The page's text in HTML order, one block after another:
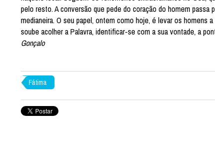
pelo resto. A conversão que pede do coração do homem
medianeira. O seu papel, ontem como hoje, é levar os homens
soube acolher a Palavra, identificar-se com a sua vontade, a
Gonçalo
Fátima